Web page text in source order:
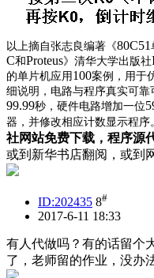
以上摘自张志良编著《80C51
C和Proteus》清华大学出版社
的单片机应用 100案例，用于
细说明，电路与程序真实可靠
99.99秒，硬件电路增加一位
器，并修改相应计数显示程序
社网站免费下载，程序源
或到新华书店翻阅，或到
ID:202435 8#
2017-6-11 18:33
有人代做吗？有的话留个
了，老师留的作业，没办